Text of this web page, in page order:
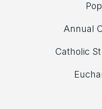
Annual
Catholic